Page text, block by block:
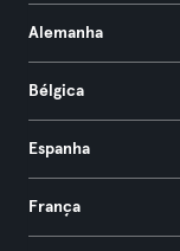
Alemanha
Bélgica
Espanha
França